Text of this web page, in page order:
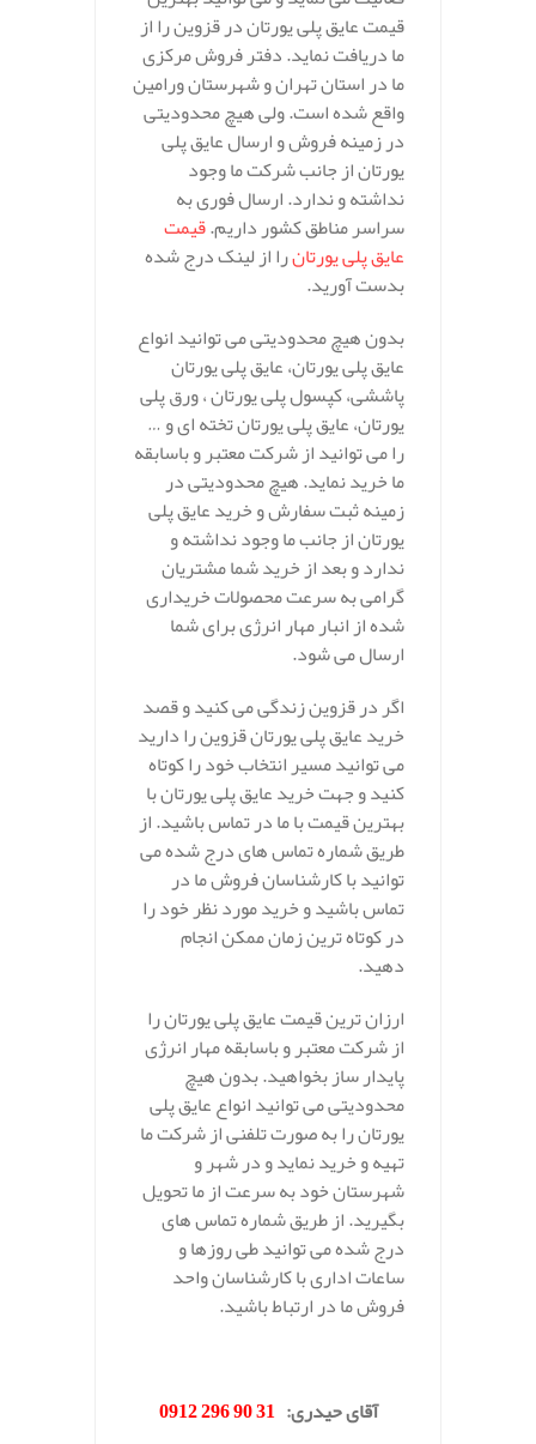
قیمت عایق پلی یورتان در قزوین را از
ما دریافت نماید. دفتر فروش مرکزی
ما در استان تهران و شهرستان ورامین
واقع شده است. ولی هیچ محدودیتی
در زمینه فروش و ارسال عایق پلی
یورتان از جانب شرکت ما وجود
نداشته و ندارد. ارسال فوری به
سراسر مناطق کشور داریم.قیمت
عایق پلی یورتانرا از لینک درج شده
بدست آورید.
بدون هیچ محدودیتی می توانید انواع
عایق پلی یورتان، عایق پلی یورتان
پاششی، کپسول پلی یورتان ، ورق پلی
یورتان، عایق پلی یورتان تخته ای و …
را می توانید از شرکت معتبر و باسابقه
ما خرید نماید. هیچ محدودیتی در
زمینه ثبت سفارش و خرید عایق پلی
یورتان از جانب ما وجود نداشته و
ندارد و بعد از خرید شما مشتریان
گرامی به سرعت محصولات خریداری
شده از انبار مهار انرژی برای شما
ارسال می شود.
اگر در قزوین زندگی می کنید و قصد
خرید عایق پلی یورتان قزوین را دارید
می توانید مسیر انتخاب خود را کوتاه
کنید و جهت خرید عایق پلی یورتان با
بهترین قیمت با ما در تماس باشید. از
طریق شماره تماس های درج شده می
توانید با کارشناسان فروش ما در
تماس باشید و خرید مورد نظر خود را
در کوتاه ترین زمان ممکن انجام
دهید.
ارزان ترین قیمت عایق پلی یورتان را
از شرکت معتبر و باسابقه مهار انرژی
پایدار ساز بخواهید. بدون هیچ
محدودیتی می توانید انواع عایق پلی
یورتان را به صورت تلفنی از شرکت ما
تهیه و خرید نماید و در شهر و
شهرستان خود به سرعت از ما تحویل
بگیرید. از طریق شماره تماس های
درج شده می توانید طی روزها و
ساعات اداری با کارشناسان واحد
فروش ما در ارتباط باشید.
آقای حیدری:
31 90 296 0912